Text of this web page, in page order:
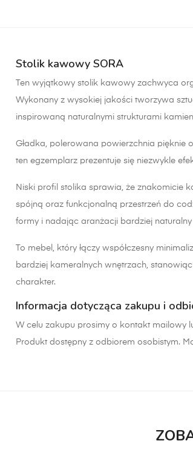
Stolik kawowy SORA
Ten wyjątkowy stolik kawowy zachwyca
Wykonany z wysokiej jakości tworzywa
inspirowaną naturalnymi strukturami
Gładka, polerowana powierzchnia pięknie
ten egzemplarz prezentuje się niezwykle
Niski profil stolika sprawia, że znakomicie
spójną oraz funkcjonalną przestrzeń do
formy i nadając aranżacji bardziej naturalny
To mebel, który łączy współczesny
bardziej kameralnych wnętrzach,
charakter.
Informacja dotycząca zakupu i
W celu zakupu prosimy o kontakt mailowy
Produkt dostępny z odbiorem osobistym.